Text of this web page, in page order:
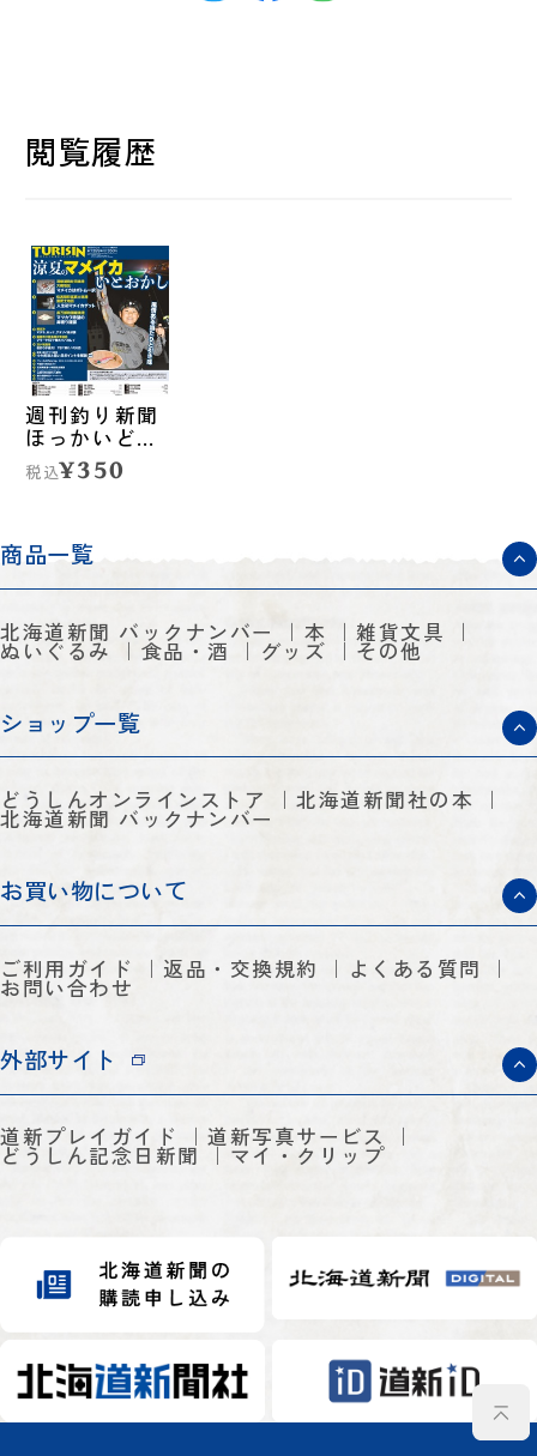
閲覧履歴
週刊釣り新聞
ほっかいどう
第1399号
（2025年6月26
税込¥350
商品一覧
北海道新聞 バックナンバー 本 雑貨文具
ぬいぐるみ 食品・酒 グッズ その他
ショップ一覧
どうしんオンラインストア 北海道新聞社の本
北海道新聞 バックナンバー
お買い物について
ご利用ガイド 返品・交換規約 よくある質問
お問い合わせ
外部サイト
道新プレイガイド 道新写真サービス
どうしん記念日新聞 マイ・クリップ